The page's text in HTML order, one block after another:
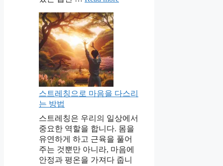
스트레칭으로 마음을 다스리
는 방법
스트레칭은 우리의 일상에서
중요한 역할을 합니다. 몸을
유연하게 하고 근육을 풀어
주는 것뿐만 아니라, 마음에
안정과 평온을 가져다 줍니